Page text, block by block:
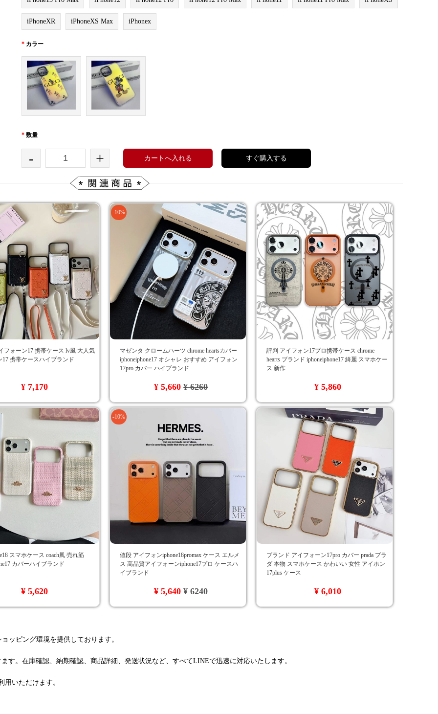
iPhoneXR iPhoneXS Max iPhonex
* カラー
* 数量
- + カートへ入れる すぐ購入する
フォーン17 携帯ケース lv風 大人気
17 携帯ケースハイブランド
¥ 7,170
-10%
マゼンタ クロームハーツ chrome heartsカバー
iphoneiphone17 オシャレ おすすめ アイフォン
17pro カバー ハイブランド
¥ 5,660¥ 6260
評判 アイフォン17プロ携帯ケース chrome
hearts ブランド iphoneiphone17 綺麗 スマホケー
ス 新作
¥ 5,860
スマホケース coach風 売れ筋
カバーハイブランド
¥ 5,620
-10%
値段 アイフォンiphone18promax ケース エルメ
ス 高品質アイフォーンiphone17プロ ケースハ
イブランド
¥ 5,640¥ 6240
ブランド アイフォーン17pro カバー prada プラ
ダ 本物 スマホケース かわいい 女性 アイホン
17plus ケース
¥ 6,010
ッピング環境を提供しております。
す。在庫確認、納期確認、商品詳細、発送状況など、すべてLINEで迅速に対応いたします。
いただけます。